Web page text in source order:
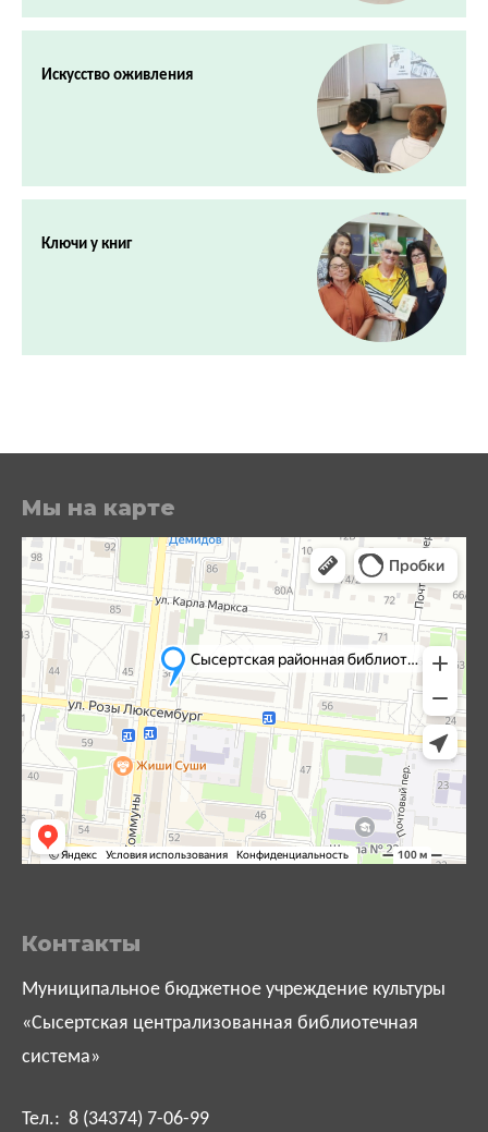
Искусство оживления
Ключи у книг
Мы на карте
Контакты
Муниципальное бюджетное учреждение культуры
«Сысертская централизованная библиотечная
система»
Тел.: 8 (34374) 7-06-99